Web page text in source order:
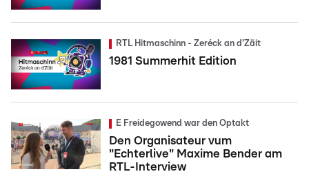
RTL Hitmaschinn - Zeréck an d'Zäit
1981 Summerhit Edition
E Freidegowend war den Optakt
Den Organisateur vum
"Echterlive" Maxime Bender am
RTL-Interview